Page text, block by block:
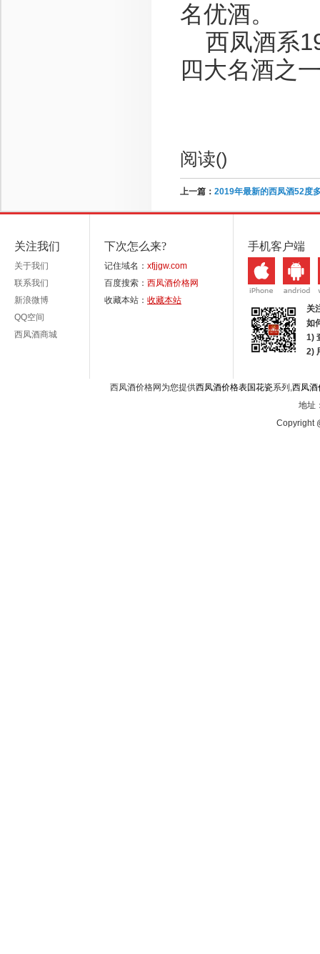
名优酒。
西凤酒系
四大名酒之
阅读()
上一篇： 2019年最新的西凤酒52度
关注我们
关于我们
联系我们
新浪微博
QQ空间
西凤酒商城
下次怎么来?
记住域名： xfjjgw.com
百度搜索： 西凤酒价格网
收藏本站： 收藏本站
手机客户端
关
如
1)
2)
西凤酒价格网为您提供西凤酒价格表国花瓷系列,西凤酒
地址
Copyright